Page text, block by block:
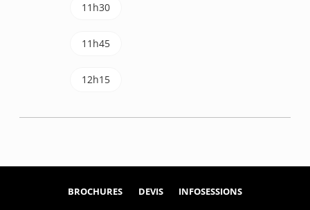
11h30
11h45
12h15
BROCHURES DEVIS INFOSESSIONS